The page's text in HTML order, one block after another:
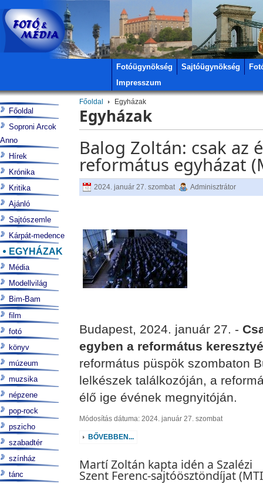
Fotóügynökség Sajtóügynökség
Impresszum
Főoldal Egyházak
Egyházak
Balog Zoltán: csak az
református egyházat
2024. január 27. szombat Adminisztrátor
Budapest, 2024. január 27. -
egyben a református
református püspök szombaton
lelkészek találkozóján, a
élő ige évének megnyitóján.
Módosítás dátuma: 2024. január 27. szombat
BŐVEBBEN...
Martí Zoltán kapta idén a Szalézi
Szent Ferenc-sajtóösztöndíjat
Főoldal
Soproni Arcok
Anno
Hírek
Krónika
Kritika
Ajánló
Sajtószemle
Kárpát-medence
EGYHÁZAK
Média
Modellvilág
Bim-Bam
film
fotó
könyv
múzeum
muzsika
népzene
pop-rock
pszicho
szabadtér
színház
tánc